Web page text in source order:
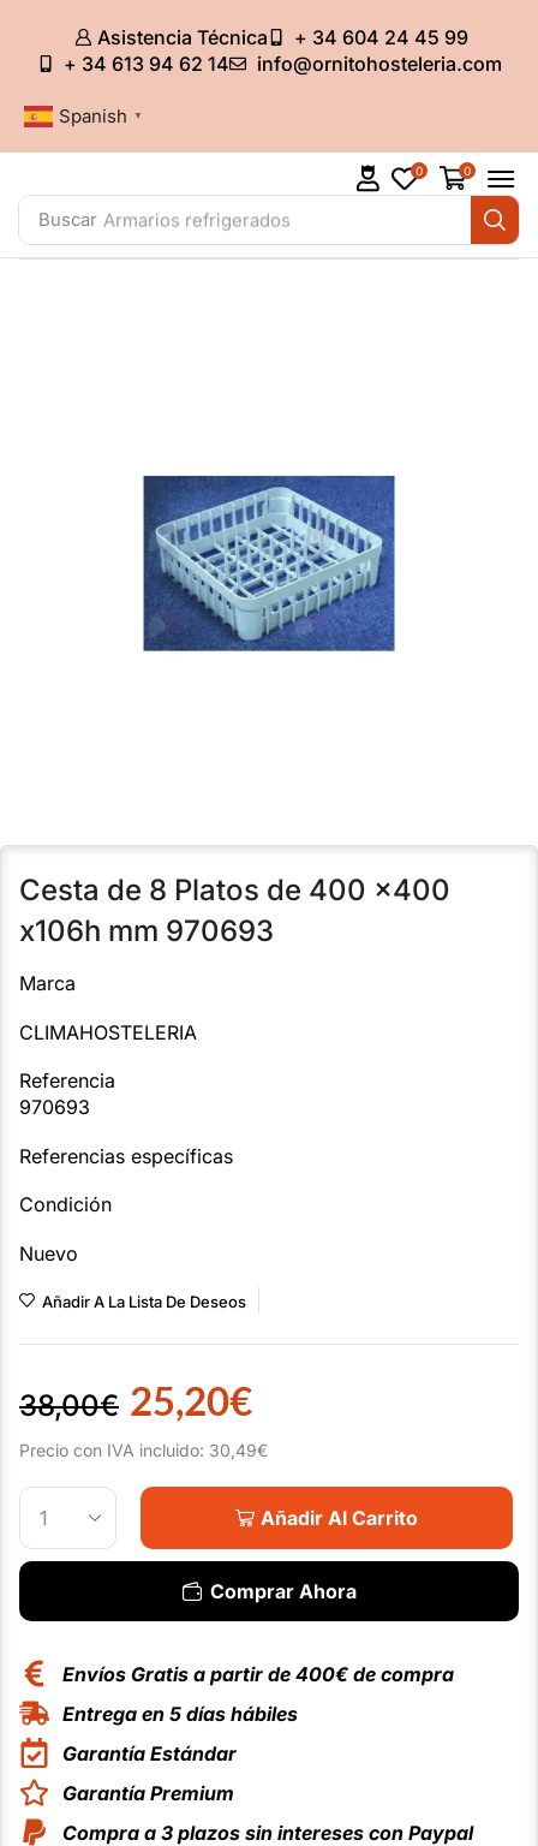
Asistencia Técnica
+ 34 604 24 45 99
+ 34 613 94 62 14
info@ornitohosteleria.com
Spanish ▼
Buscar Armarios refrigerados
0 0
Cesta de 8 Platos de 400 x400
x106h mm 970693
Marca
CLIMAHOSTELERIA
Referencia
970693
Referencias específicas
Condición
Nuevo
Añadir A La Lista De Deseos
38,00€ 25,20€
Precio con IVA incluido: 30,49€
Añadir Al Carrito
Comprar Ahora
Envíos Gratis a partir de 400€ de compra
Entrega en 5 días hábiles
Garantía Estándar
Garantía Premium
Compra a 3 plazos sin intereses con Paypal